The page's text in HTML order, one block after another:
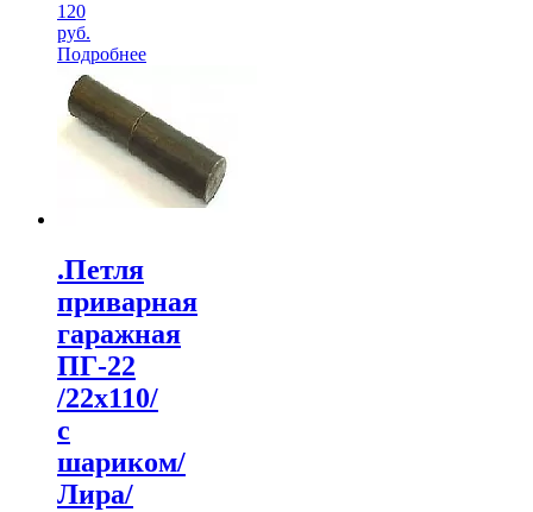
120
руб.
Подробнее
.Петля
приварная
гаражная
ПГ-22
/22х110/
с
шариком/
Лира/